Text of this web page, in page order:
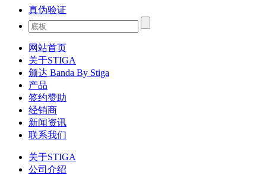
真伪验证
网站首页
关于STIGA
颁达 Banda By Stiga
产品
签约赞助
经销商
新闻资讯
联系我们
关于STIGA
公司介绍